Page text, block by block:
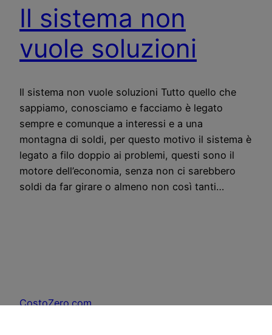
Il sistema non
vuole soluzioni
Il sistema non vuole soluzioni Tutto quello che
sappiamo, conosciamo e facciamo è legato
sempre e comunque a interessi e a una
montagna di soldi, per questo motivo il sistema è
legato a filo doppio ai problemi, questi sono il
motore dell’economia, senza non ci sarebbero
soldi da far girare o almeno non così tanti…
CostoZero.com